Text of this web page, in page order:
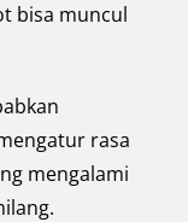
bisa muncul
rasa
mengalami